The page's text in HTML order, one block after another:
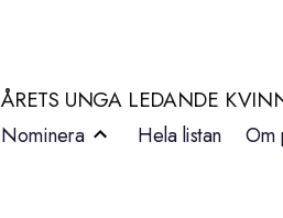
ÅRETS UNGA LEDANDE
Nominera Hela listan Om